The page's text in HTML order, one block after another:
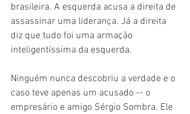
brasileira. A esquerda acusa a direita de
assassinar uma liderança. Já a direita
diz que tudo foi uma armação
inteligentíssima da esquerda.
Ninguém nunca descobriu a verdade e o
caso teve apenas um acusado -- o
empresário e amigo Sérgio Sombra. Ele